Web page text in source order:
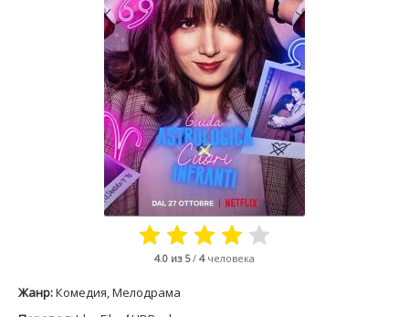
4.0 из 5/ 4 человека
Жанр:Комедия, Мелодрама